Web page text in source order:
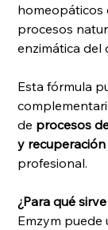
homeopáticos
procesos
enzimática del
Esta fórmula
de procesos
y recuperación
profesional.
¿Para qué
Emzym puede